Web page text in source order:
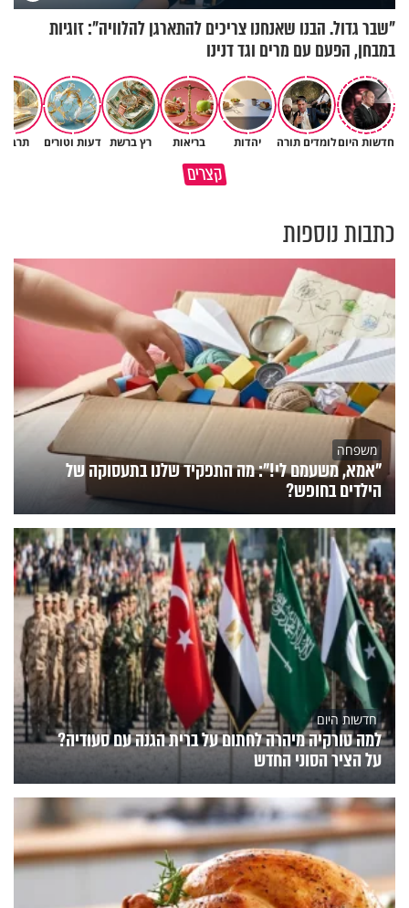
"שבר גדול. הבנו שאנחנו צריכים להתארגן להלוויה": זוגיות
במבחן, הפעם עם מרים וגד דנינו
חדשות היוםלומדים תורה יהדות בריאות רץ ברשת דעות וטורים
קצרים
סגולה בבוקר להסרת חששות
במבט לאחור - האם התקופה
כתבות נוספות
משפחה
"אמא, משעמם לי!": מה התפקיד שלנו בתעסוקה של
הילדים בחופש?
חדשות היום
למה טורקיה מיהרה לחתום על ברית הגנה עם סעודיה?
על הציר הסוני החדש